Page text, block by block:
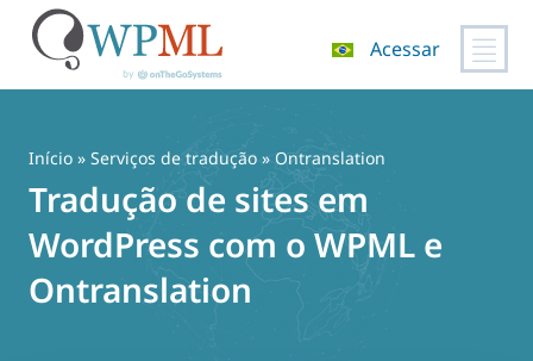
Acessar
Início » Serviços de tradução » Ontranslation
Tradução de sites em
WordPress com o WPML e
Ontranslation